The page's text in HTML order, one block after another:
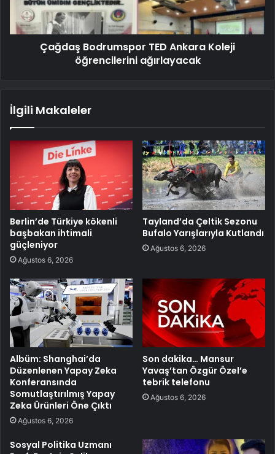
Çağdaş Bodrumspor TED Ankara Koleji
öğrencilerini ağırlayacak
İlgili Makaleler
Berlin’de Türkiye kökenli
başbakan ihtimali
güçleniyor
Ağustos 6, 2026
Tayland’da Çeltik Sezonu
Bufalo Yarışlarıyla Kutlandı
Ağustos 6, 2026
Albüm: Shanghai’da
Düzenlenen Yapay Zeka
Konferansında
Somutlaştırılmış Yapay
Zeka Ürünleri Öne Çıktı
Ağustos 6, 2026
Son dakika… Mansur
Yavaş’tan Özgür Özel’e
tebrik telefonu
Ağustos 6, 2026
Sosyal Politika Uzmanı